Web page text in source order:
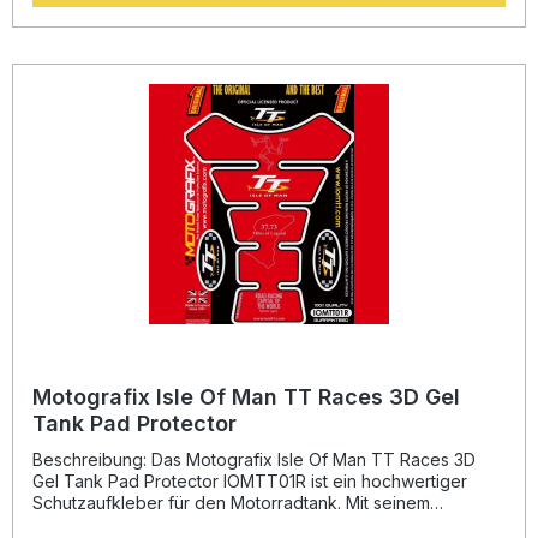
selbst unter extremen Bedingungen zuverlässig haftet –
getestet über 8 Jahre in kalifornischer Hitze und Kälte von
verleiht es Ihrem Motorrad einen sportlichen, individuellen
Look und sorgt für ein professionelles Finish. Einzigartiges
3D-Gel mit hochglänzender Oberfläche Stark haftendes
Vinyl, temperaturbeständig von -50 °C bis +110 °C Schützt
den Tank effektiv vor Kratzern und Steinschlägen
Sportlicher Race-Look durch präzisen Werks-Fit
Hergestellt in England – hochwertige Verarbeitung und
Pad TB038KEW Montageanleitung
Motografix Isle Of Man TT Races 3D Gel
Tank Pad Protector
Beschreibung: Das Motografix Isle Of Man TT Races 3D
Gel Tank Pad Protector IOMTT01R ist ein hochwertiger
Schutzaufkleber für den Motorradtank. Mit seinem